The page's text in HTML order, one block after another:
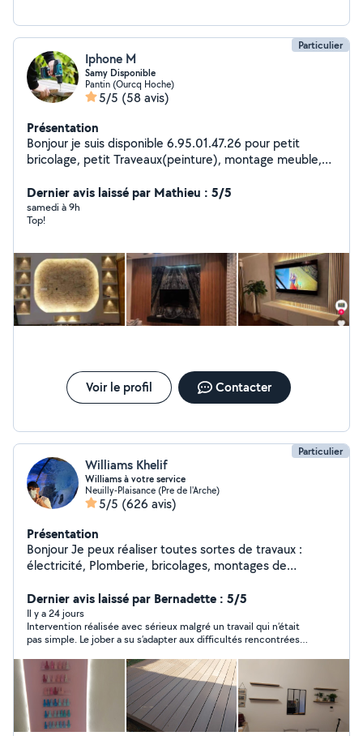
Particulier
Iphone M
Samy Disponible
Pantin (Ourcq Hoche)
5/5 (58 avis)
Présentation
Bonjour je suis disponible 6.95.01.47.26 pour petit
bricolage, petit Traveaux(peinture), montage meuble,
Dernier avis laissé par Mathieu : 5/5
samedi à 9h
Top!
Voir le profil Contacter
Particulier
Williams Khelif
Williams à votre service
Neuilly-Plaisance (Pre de l'Arche)
5/5 (626 avis)
Présentation
Bonjour Je peux réaliser toutes sortes de travaux :
électricité, Plomberie, bricolages, montages de
et soigné. Zéro six,seize, Vingt six,dix sept, Quatre vingt
dix. Si vous me contactez directement par téléphone
laisser moi vos coordonnées. Merci. Williams allovoisins
Dernier avis laissé par Bernadette : 5/5
Il y a 24 jours
Intervention réalisée avec sérieux malgré un travail qui n’était
pas simple. Le jober a su s’adapter aux difficultés rencontrées
son professionnalisme.